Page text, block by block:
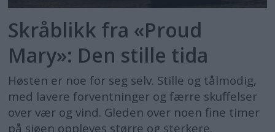
Skråblikk fra «Proud
Mary»: Den stille tida
Høsten er noe for seg selv. Stille og tålmodig,
med lavere forventninger og færre skuffelser
over vær og vind. Gleden over noen fine timer
på sjøen oppleves større og sterkere.